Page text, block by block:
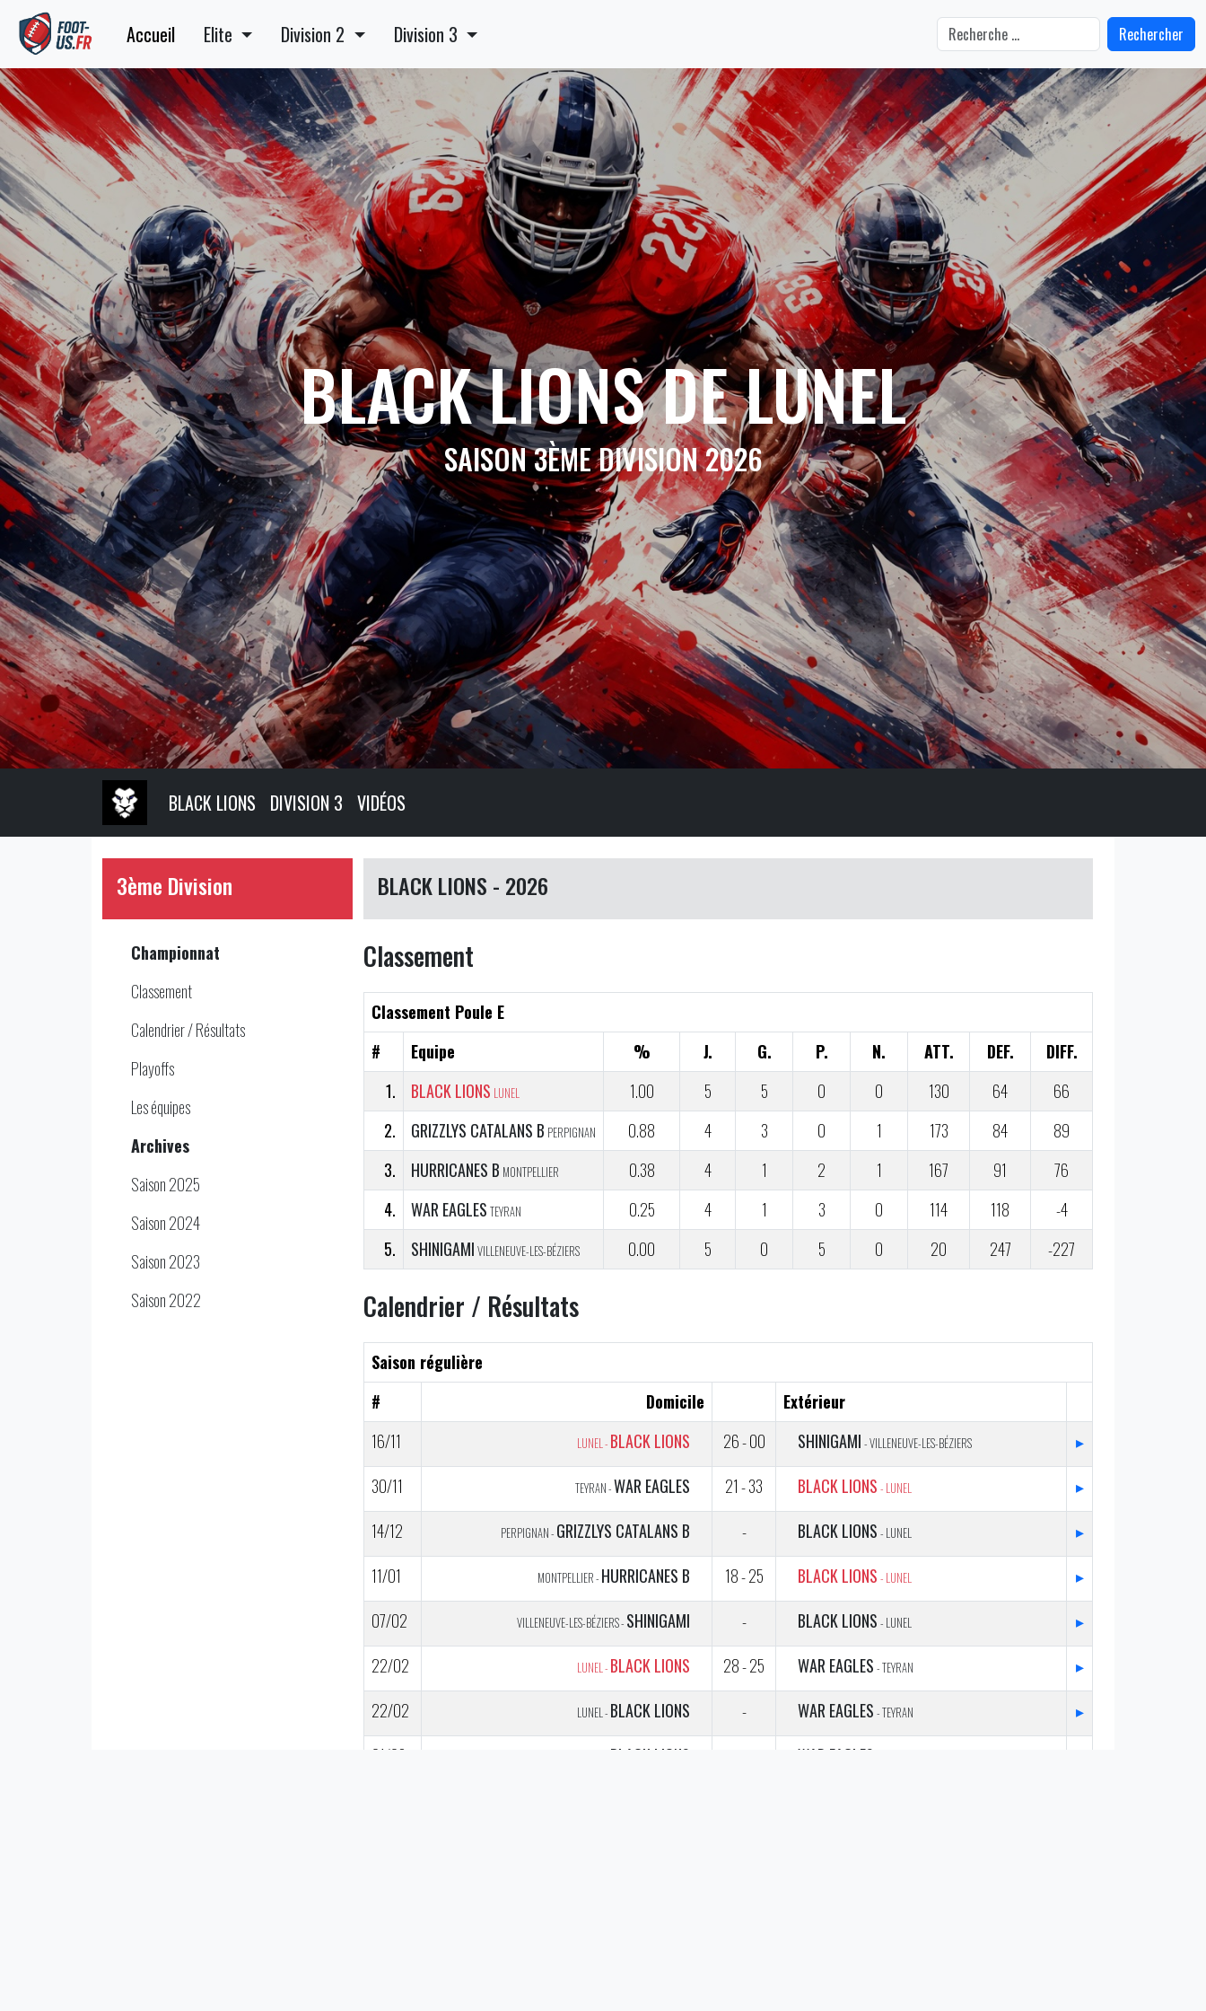
Accueil Elite Division 2 Division 3 Rechercher
BLACK LIONS DE LUNEL
SAISON 3ÈME DIVISION 2026
BLACK LIONS DIVISION 3 VIDÉOS
3ème Division
Championnat
Classement
Calendrier / Résultats
Playoffs
Les équipes
Archives
Saison 2025
Saison 2024
Saison 2023
Saison 2022
BLACK LIONS - 2026
Classement
Classement Poule E
#
Equipe % J. G. P. N. ATT. DEF.
DIFF.
1.
BLACK LIONS LUNEL 1.00 5 5 0 0 130 64
66
2.
GRIZZLYS CATALANS B PERPIGNAN 0.88 4 3 0 1 173 84
89
3.
HURRICANES B MONTPELLIER 0.38 4 1 2 1 167 91
76
4.
WAR EAGLES TEYRAN 0.25 4 1 3 0 114 118
-4
5.
SHINIGAMI VILLENEUVE-LES-BÉZIERS 0.00 5 0 5 0 20 247 -227
Calendrier / Résultats
Saison régulière
#
Domicile
Extérieur
16/11
LUNEL - BLACK LIONS 26 - 00 SHINIGAMI - VILLENEUVE-LES-BÉZIERS
▸
30/11
TEYRAN -WAR EAGLES 21 - 33 BLACK LIONS - LUNEL
▸
14/12
PERPIGNAN - GRIZZLYS CATALANS B - BLACK LIONS - LUNEL
▸
11/01
MONTPELLIER - HURRICANES B 18 - 25 BLACK LIONS - LUNEL
▸
07/02
VILLENEUVE-LES-BÉZIERS - SHINIGAMI - BLACK LIONS - LUNEL
▸
22/02
LUNEL - BLACK LIONS 28 - 25 WAR EAGLES - TEYRAN
▸
22/02
LUNEL - BLACK LIONS - WAR EAGLES - TEYRAN
▸
01/03
BLACK LIONS WAR EAGLES